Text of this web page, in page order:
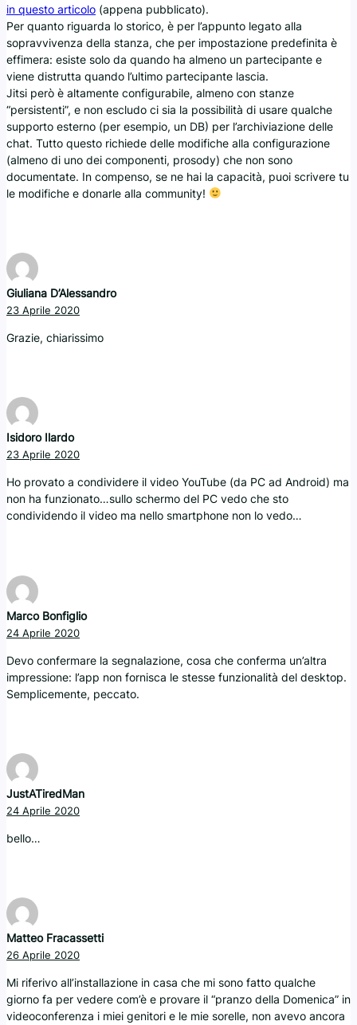
in questo articolo (appena pubblicato).
Per quanto riguarda lo storico, è per l’appunto legato alla
sopravvivenza della stanza, che per impostazione predefinita è
effimera: esiste solo da quando ha almeno un partecipante e
viene distrutta quando l’ultimo partecipante lascia.
Jitsi però è altamente configurabile, almeno con stanze
“persistenti”, e non escludo ci sia la possibilità di usare qualche
supporto esterno (per esempio, un DB) per l’archiviazione delle
chat. Tutto questo richiede delle modifiche alla configurazione
(almeno di uno dei componenti, prosody) che non sono
documentate. In compenso, se ne hai la capacità, puoi scrivere tu
le modifiche e donarle alla community!
Giuliana D’Alessandro
23 Aprile 2020
Grazie, chiarissimo
Isidoro Ilardo
23 Aprile 2020
Ho provato a condividere il video YouTube (da PC ad Android) ma
non ha funzionato…sullo schermo del PC vedo che sto
condividendo il video ma nello smartphone non lo vedo…
Marco Bonfiglio
24 Aprile 2020
Devo confermare la segnalazione, cosa che conferma un’altra
impressione: l’app non fornisca le stesse funzionalità del desktop.
Semplicemente, peccato.
JustATiredMan
24 Aprile 2020
bello…
Matteo Fracassetti
26 Aprile 2020
Mi riferivo all’installazione in casa che mi sono fatto qualche
giorno fa per vedere com’è e provare il “pranzo della Domenica” in
videoconferenza i miei genitori e le mie sorelle, non avevo ancora